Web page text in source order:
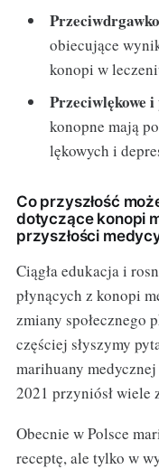
obiecujące
konopi w
Przeciwlękowe
konopne mają
lękowych i
Co przyszłość
dotyczące konopi
przyszłości
Ciągła edukacja i
płynących z konopi
zmiany społecznego
częściej słyszymy
marihuany
2021 przyniósł wiele
Obecnie w Polsce
receptę, ale tylko w